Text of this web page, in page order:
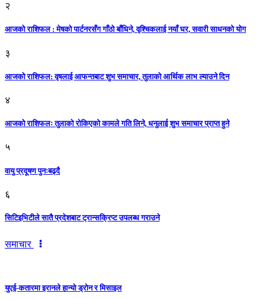
२
आजको राशिफल : मेषको पार्टनरसँग गाँठो बाँधिने, वृश्चिकलाई नयाँ घर, सवारी साधनकाे याेग
३
आजकाे राशिफल: वृषलाई आफन्तबाट शुभ समाचार, तुलाकाे आर्थिक लाभ ल्याउने दिन
४
आजको राशिफलः तुलाकाे रोकिएको कामले गति लिने, धनुलाई शुभ समाचार प्राप्त हुने
५
वायु प्रदूषण पुनःबढ्दै
६
सिटिइभिटीले सातै प्रदेशबाट ट्रान्सक्रिप्ट उपलब्ध गराउने
समाचार
युएई-कतारमा इरानले हान्यो ड्रोन र मिसाइल